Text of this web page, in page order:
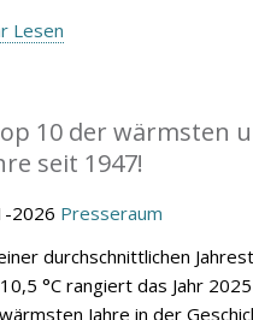
Lesen
10 der wärmsten
seit 1947!
2026 Presseraum
durchschnittlichen
°C rangiert das Jahr
Jahre in der